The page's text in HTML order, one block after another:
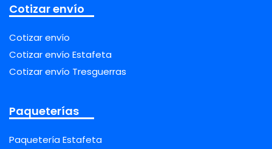
Cotizar envío
Cotizar envío
Cotizar envío Estafeta
Cotizar envío Tresguerras
Paqueterías
Paquetería Estafeta